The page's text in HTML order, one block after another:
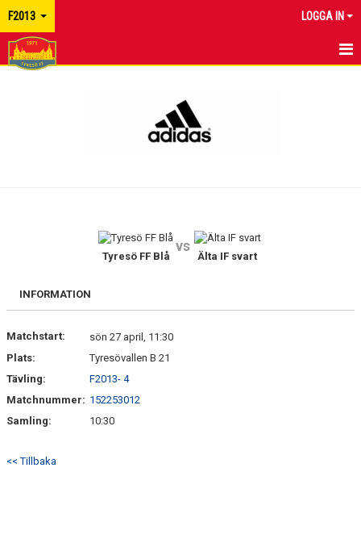
F2013 LOGGA IN
Tyresö FF Blå
vs
Älta IF svart
INFORMATION
Matchstart:
sön 27 april, 11:30
Plats:
Tyresövallen B 21
Tävling:
F2013- 4
Matchnummer: 152253012
Samling:
10:30
<< Tillbaka